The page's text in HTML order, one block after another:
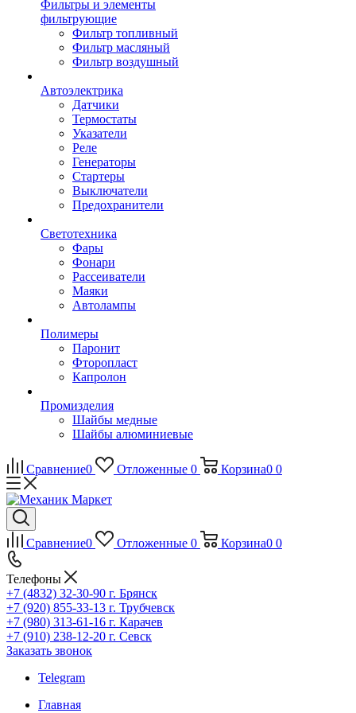
Фильтры и элементы
фильтрующие
Фильтр топливный
Фильтр масляный
Фильтр воздушный
Автоэлектрика
Датчики
Термостаты
Указатели
Реле
Генераторы
Стартеры
Выключатели
Предохранители
Светотехника
Фары
Фонари
Рассеиватели
Маяки
Автолампы
Полимеры
Паронит
Фторопласт
Капролон
Промизделия
Шайбы медные
Шайбы алюминиевые
Сравнение0 Отложенные 0 Корзина0 0
Сравнение0 Отложенные 0 Корзина0 0
Телефоны
+7 (4832) 32-30-90 г. Брянск
+7 (920) 855-33-13 г. Трубчевск
+7 (980) 313-61-16 г. Карачев
+7 (910) 238-12-20 г. Севск
Заказать звонок
Telegram
Главная